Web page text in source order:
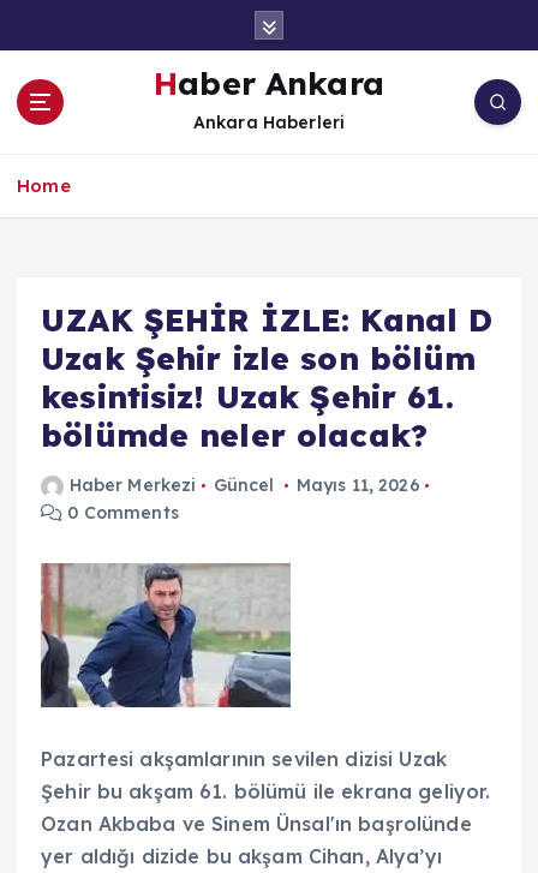
Haber Ankara
Ankara Haberleri
Home
UZAK ŞEHİR İZLE: Kanal D
Uzak Şehir izle son bölüm
kesintisiz! Uzak Şehir 61.
bölümde neler olacak?
Haber Merkezi Güncel
Mayıs 11, 2026
0 Comments
Pazartesi akşamlarının sevilen dizisi Uzak
Şehir bu akşam 61. bölümü ile ekrana geliyor.
Ozan Akbaba ve Sinem Ünsal'ın başrolünde
yer aldığı dizide bu akşam Cihan, Alya’yı